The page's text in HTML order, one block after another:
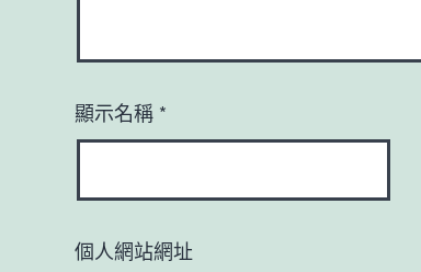
顯示名稱 *
個人網站網址